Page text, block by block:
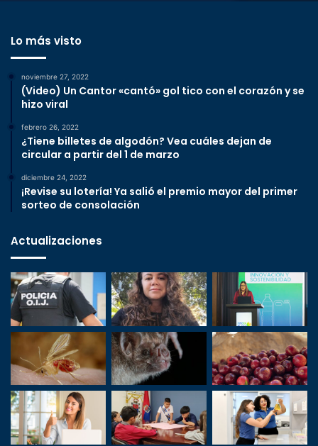
Lo más visto
noviembre 27, 2022
(Video) Un Cantor «cantó» gol tico con el corazón y se
hizo viral
febrero 26, 2022
¿Tiene billetes de algodón? Vea cuáles dejan de
circular a partir del 1 de marzo
diciembre 24, 2022
¡Revise su lotería! Ya salió el premio mayor del primer
sorteo de consolación
Actualizaciones